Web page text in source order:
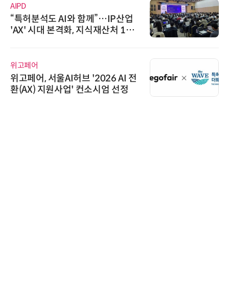
AIPD
“특허분석도 AI와 함께”…IP산업
'AX' 시대 본격화, 지식재산처 1호
위고페어
위고페어, 서울AI허브 '2026 AI 전
환(AX) 지원사업' 컨소시엄 선정